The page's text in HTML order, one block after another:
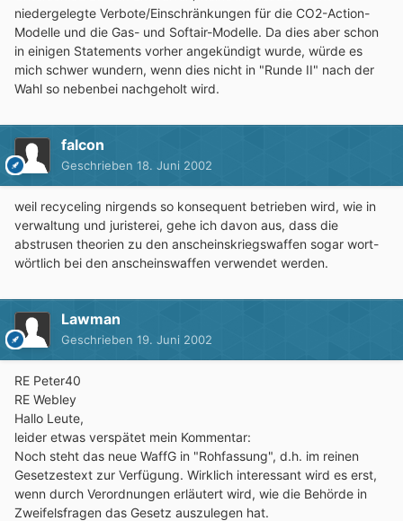
niedergelegte Verbote/Einschränkungen für die CO2-Action-
Modelle und die Gas- und Softair-Modelle. Da dies aber schon
in einigen Statements vorher angekündigt wurde, würde es
mich schwer wundern, wenn dies nicht in "Runde II" nach der
Wahl so nebenbei nachgeholt wird.
falcon
Geschrieben 18. Juni 2002
weil recyceling nirgends so konsequent betrieben wird, wie in
verwaltung und juristerei, gehe ich davon aus, dass die
abstrusen theorien zu den anscheinskriegswaffen sogar wort-
wörtlich bei den anscheinswaffen verwendet werden.
Lawman
Geschrieben 19. Juni 2002
RE Peter40
RE Webley
Hallo Leute,
leider etwas verspätet mein Kommentar:
Noch steht das neue WaffG in "Rohfassung", d.h. im reinen
Gesetzestext zur Verfügung. Wirklich interessant wird es erst,
wenn durch Verordnungen erläutert wird, wie die Behörde in
Zweifelsfragen das Gesetz auszulegen hat.